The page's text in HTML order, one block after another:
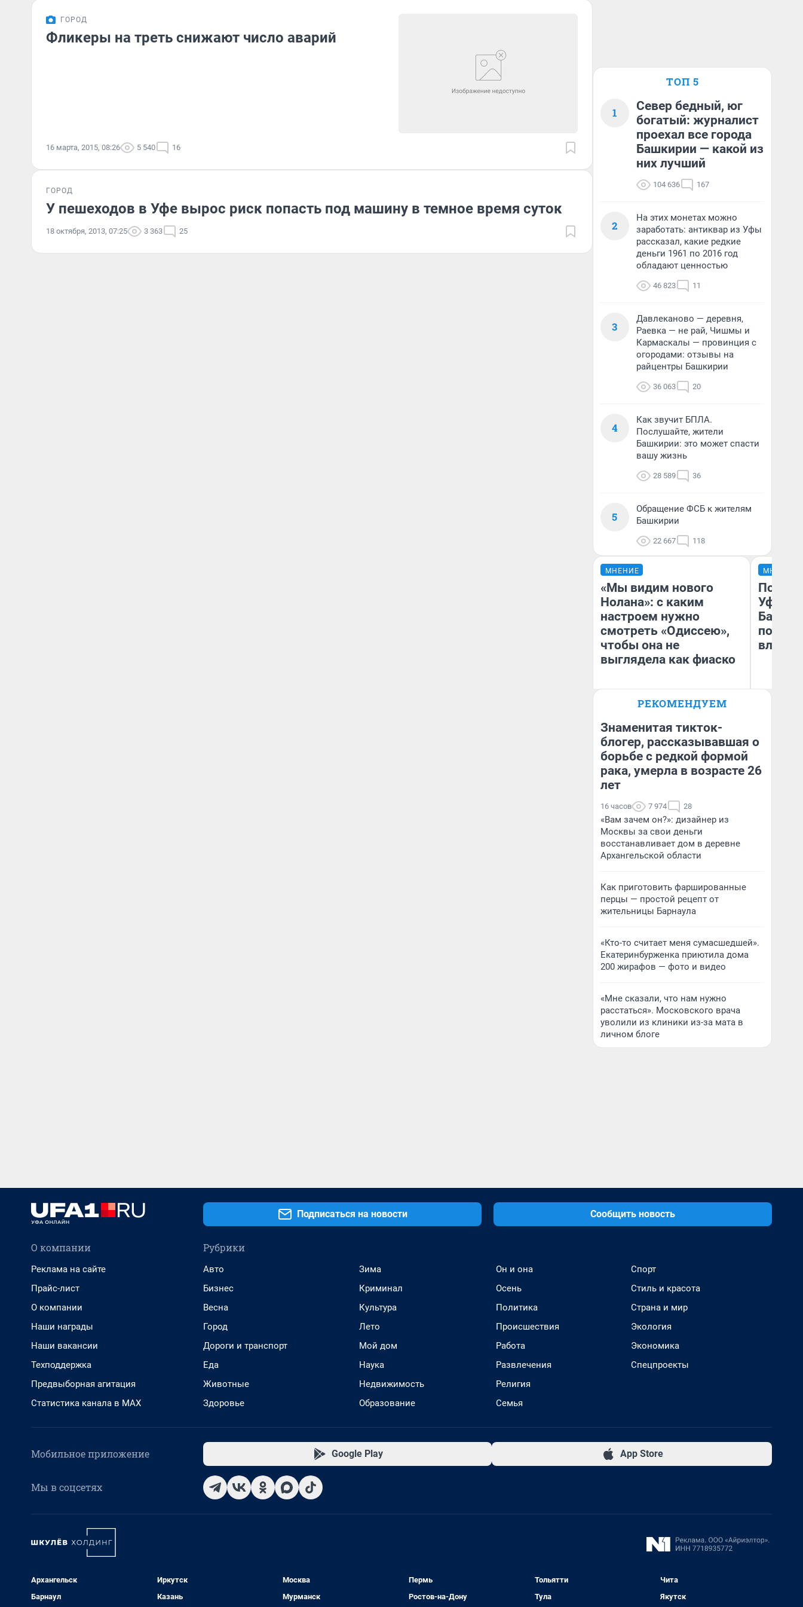
ГОРОД
Фликеры на треть снижают число аварий
16 марта, 2015, 08:26 5 540 16
ГОРОД
У пешеходов в Уфе вырос риск попасть под машину в темное время суток
18 октября, 2013, 07:25 3 363 25
ТОП 5
1
Север бедный, юг
богатый: журналист
проехал все города
Башкирии — какой из
них лучший
104 636 167
2
На этих монетах можно
заработать: антиквар из Уфы
рассказал, какие редкие
деньги 1961 по 2016 год
обладают ценностью
46 823 11
3
Давлеканово — деревня,
Раевка — не рай, Чишмы и
Кармаскалы — провинция с
огородами: отзывы на
райцентры Башкирии
36 063 20
4
Как звучит БПЛА.
Послушайте, жители
Башкирии: это может спасти
вашу жизнь
28 589 36
5
Обращение ФСБ к жителям
Башкирии
22 667 118
МНЕНИЕ
«Мы видим нового
Нолана»: с каким
настроем нужно
смотреть «Одиссею»,
чтобы она не
выглядела как фиаско
Надежда Губарь
МНЕНИЕ
Уфы:
РЕКОМЕНДУЕМ
Знаменитая тикток-
блогер, рассказывавшая о
борьбе с редкой формой
рака, умерла в возрасте 26
лет
16 часов 7 974 28
«Вам зачем он?»: дизайнер из
Москвы за свои деньги
восстанавливает дом в деревне
Архангельской области
Как приготовить фаршированные
перцы — простой рецепт от
жительницы Барнаула
«Кто-то считает меня сумасшедшей».
Екатеринбурженка приютила дома
200 жирафов — фото и видео
«Мне сказали, что нам нужно
расстаться». Московского врача
уволили из клиники из-за мата в
личном блоге
Подписаться на новости Сообщить новость
О компании
Реклама на сайте
Прайс-лист
О компании
Наши награды
Наши вакансии
Техподдержка
Предвыборная агитация
Статистика канала в MAX
Рубрики
Авто
Бизнес
Весна
Город
Дороги и транспорт
Еда
Животные
Здоровье
Зима
Криминал
Культура
Лето
Мой дом
Наука
Недвижимость
Образование
Он и она
Осень
Политика
Происшествия
Работа
Развлечения
Религия
Семья
Спорт
Стиль и красота
Страна и мир
Экология
Экономика
Спецпроекты
Мобильное приложение Google Play App Store
Мы в соцсетях
Архангельск
Барнаул
Иркутск
Казань
Москва
Мурманск
Пермь
Ростов-на-Дону
Тольятти
Тула
Чита
Якутск